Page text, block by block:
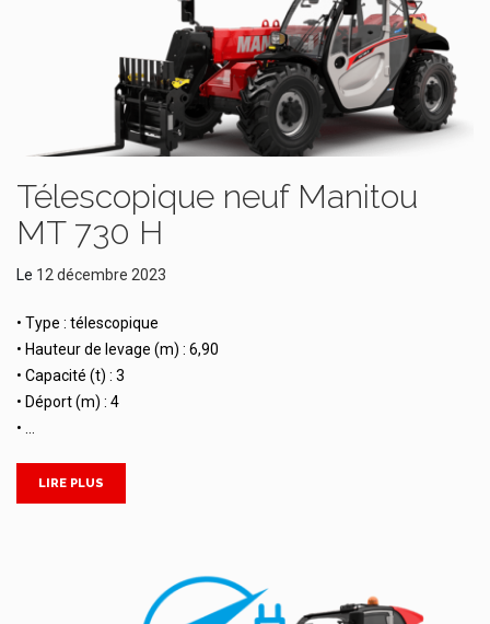
Télescopique neuf Manitou
MT 730 H
Le 12 décembre 2023
• Type : télescopique
• Hauteur de levage (m) : 6,90
• Capacité (t) : 3
• Déport (m) : 4
• …
LIRE PLUS